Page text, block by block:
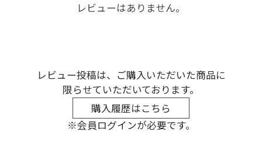
レビューはありません。
レビュー投稿は、ご購入いただいた商品に
限らせていただいております。
購入履歴はこちら
※会員ログインが必要です。